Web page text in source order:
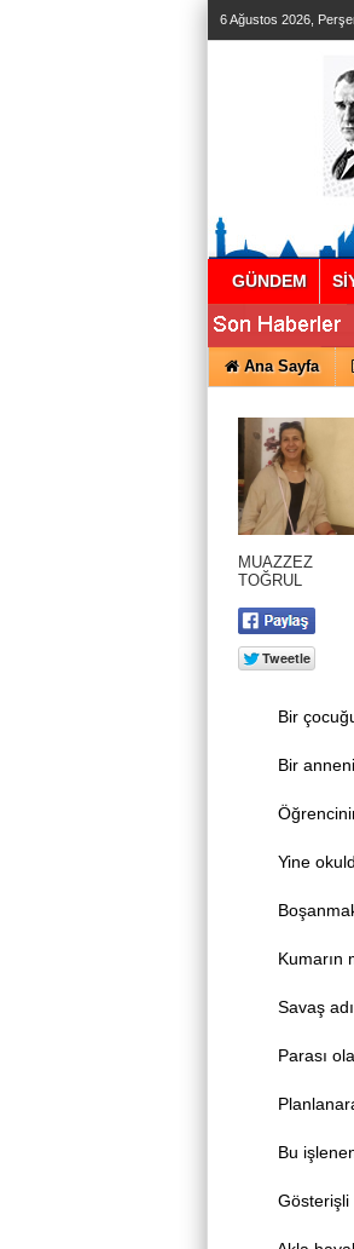
6 Ağustos 2026,
GÜNDEM
Ana Sayfa
MUAZZEZ
TOĞRUL
Bir çocuğun
Bir annenin de
Öğrencinin
Yine okulda ya
Boşanmak
Kumarın
Savaş adı
Parası
Planlanarak
Bu işlenen
Gösterişli